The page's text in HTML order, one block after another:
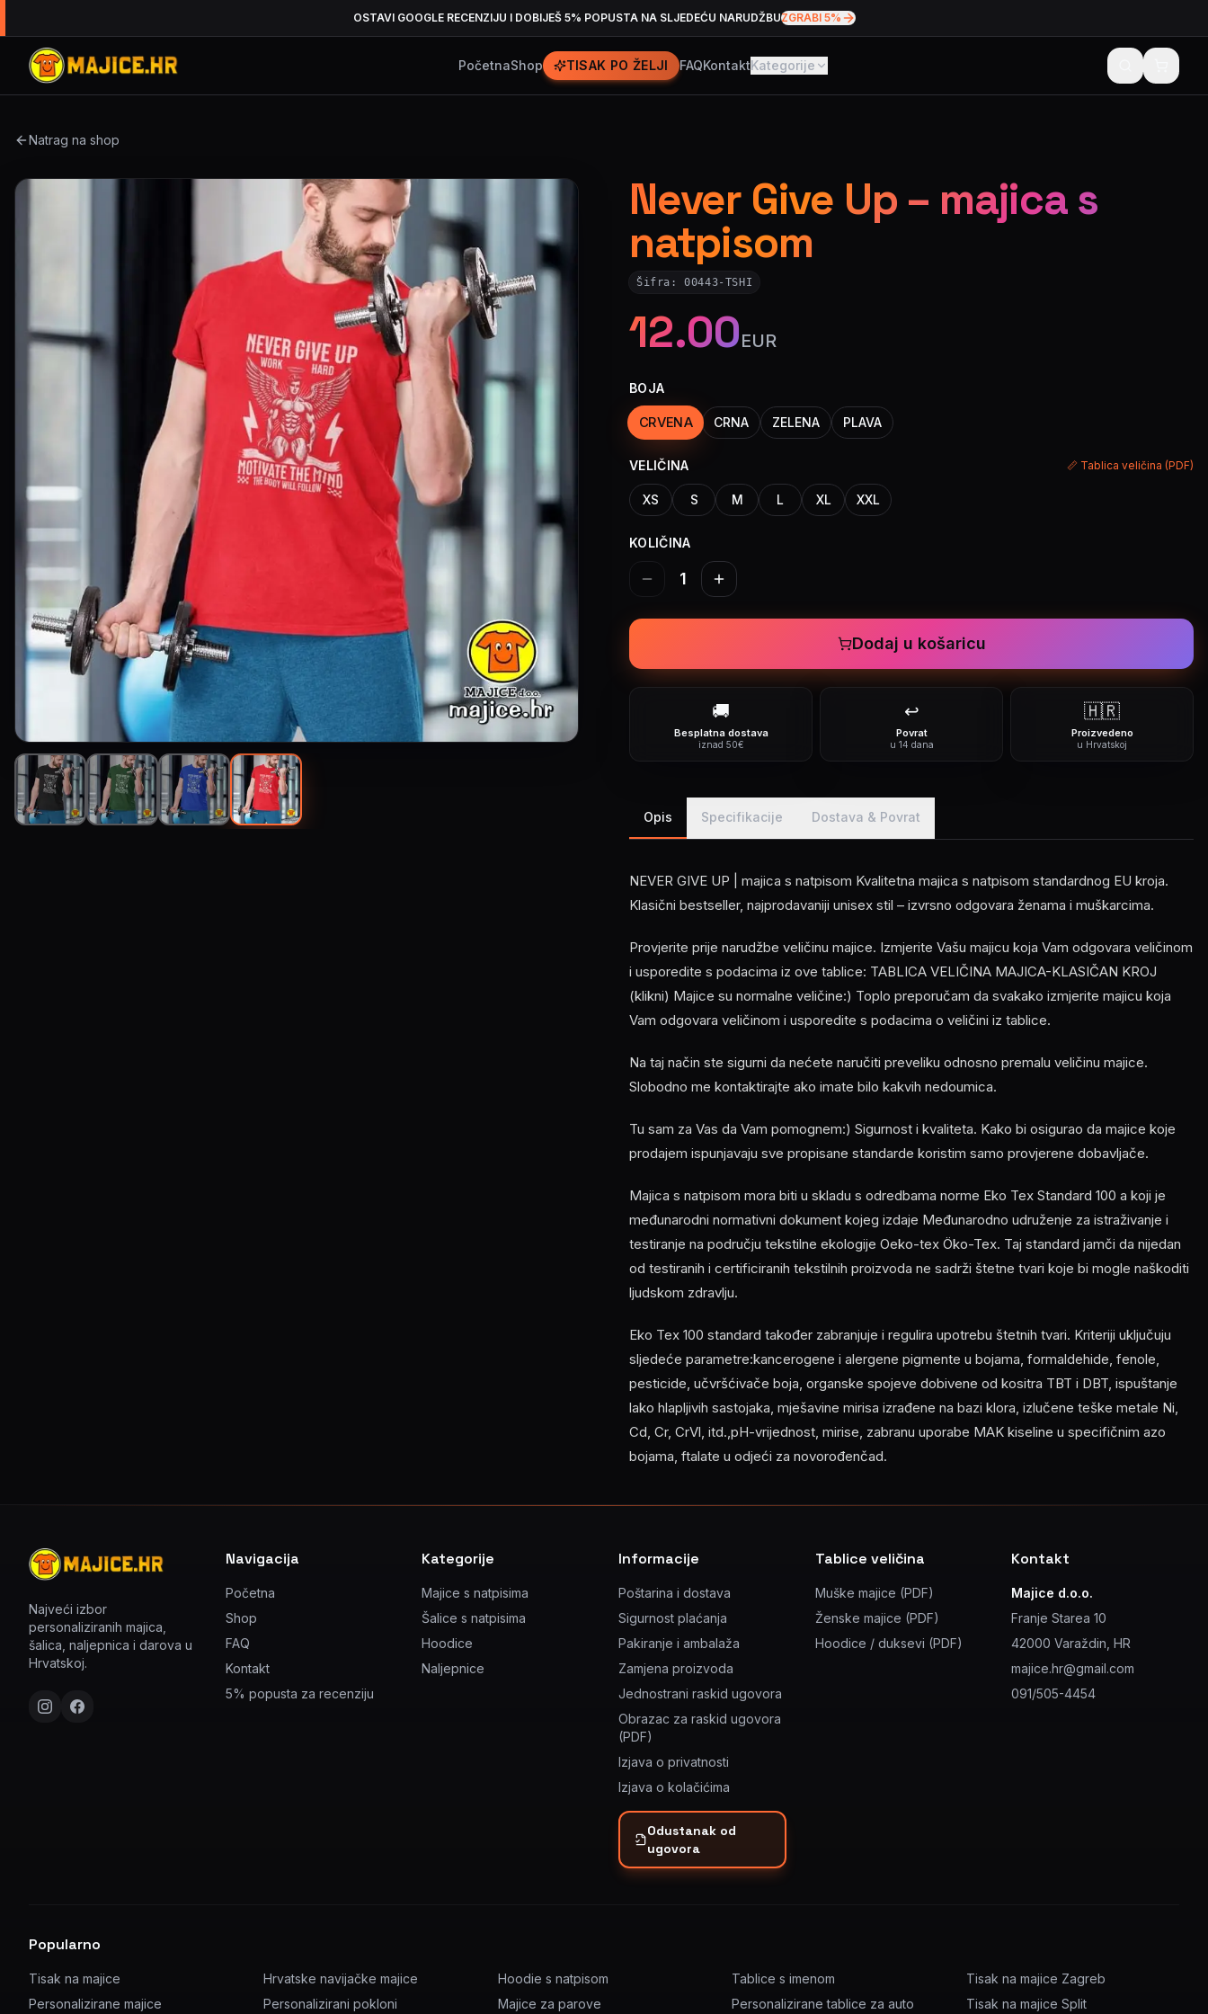
OSTAVI GOOGLE RECENZIJU I DOBIJEŠ 5% POPUSTA NA SLJEDEĆU NARUDŽBUZGRABI 5%
PočetnaShop TISAK PO ŽELJI FAQKontaktKategorije
Natrag na shop
Never Give Up – majica s
natpisom
Šifra:00443-TSHI
12.00EUR
BOJA
CRVENA CRNA ZELENA PLAVA
VELIČINA 📏 Tablica veličina (PDF)
XS S M L XL XXL
KOLIČINA
1
Dodaj u košaricu
🚚
Besplatna dostava
iznad 50€
↩️
Povrat
u 14 dana
🇭🇷
Proizvedeno
u Hrvatskoj
Opis Specifikacije Dostava & Povrat
NEVER GIVE UP | majica s natpisom Kvalitetna majica s natpisom standardnog EU kroja.
Klasični bestseller, najprodavaniji unisex stil – izvrsno odgovara ženama i muškarcima.
Provjerite prije narudžbe veličinu majice. Izmjerite Vašu majicu koja Vam odgovara veličinom
i usporedite s podacima iz ove tablice: TABLICA VELIČINA MAJICA-KLASIČAN KROJ
(klikni) Majice su normalne veličine:) Toplo preporučam da svakako izmjerite majicu koja
Vam odgovara veličinom i usporedite s podacima o veličini iz tablice.
Na taj način ste sigurni da nećete naručiti preveliku odnosno premalu veličinu majice.
Slobodno me kontaktirajte ako imate bilo kakvih nedoumica.
Tu sam za Vas da Vam pomognem:) Sigurnost i kvaliteta. Kako bi osigurao da majice koje
prodajem ispunjavaju sve propisane standarde koristim samo provjerene dobavljače.
Majica s natpisom mora biti u skladu s odredbama norme Eko Tex Standard 100 a koji je
međunarodni normativni dokument kojeg izdaje Međunarodno udruženje za istraživanje i
testiranje na području tekstilne ekologije Oeko-tex Öko-Tex. Taj standard jamči da nijedan
od testiranih i certificiranih tekstilnih proizvoda ne sadrži štetne tvari koje bi mogle naškoditi
ljudskom zdravlju.
Eko Tex 100 standard također zabranjuje i regulira upotrebu štetnih tvari. Kriteriji uključuju
sljedeće parametre:kancerogene i alergene pigmente u bojama, formaldehide, fenole,
pesticide, učvršćivače boja, organske spojeve dobivene od kositra TBT i DBT, ispuštanje
lako hlapljivih sastojaka, mješavine mirisa izrađene na bazi klora, izlučene teške metale Ni,
Cd, Cr, CrVl, itd.,pH-vrijednost, mirise, zabranu uporabe MAK kiseline u specifičnim azo
bojama, ftalate u odjeći za novorođenčad.
Najveći izbor
personaliziranih majica,
šalica, naljepnica i darova u
Hrvatskoj.
Navigacija
Početna
Shop
FAQ
Kontakt
5% popusta za recenziju
Kategorije
Majice s natpisima
Šalice s natpisima
Hoodice
Naljepnice
Informacije
Poštarina i dostava
Sigurnost plaćanja
Pakiranje i ambalaža
Zamjena proizvoda
Jednostrani raskid ugovora
Obrazac za raskid ugovora
(PDF)
Izjava o privatnosti
Izjava o kolačićima
Odustanak od
ugovora
Tablice veličina
Muške majice (PDF)
Ženske majice (PDF)
Hoodice / duksevi (PDF)
Kontakt
Majice d.o.o.
Franje Starea 10
42000 Varaždin, HR
majice.hr@gmail.com
091/505-4454
Popularno
Tisak na majice
Personalizirane majice
Hrvatske navijačke majice
Personalizirani pokloni
Hoodie s natpisom
Majice za parove
Tablice s imenom
Personalizirane tablice za auto
Tisak na majice Zagreb
Tisak na majice Split